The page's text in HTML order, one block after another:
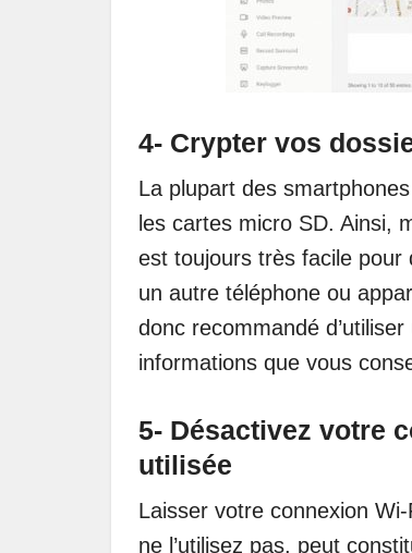
4- Crypter vos
La plupart des
les cartes micro SD. Ainsi,
est toujours très facile pour
un autre téléphone ou
donc recommandé
informations que vous
5- Désactivez votre
utilisée
Laisser votre connexion
ne l’utilisez pas, peut